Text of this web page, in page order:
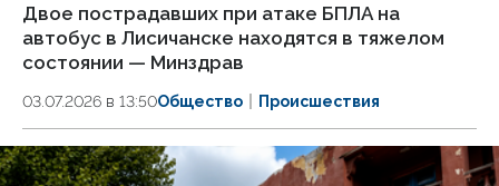
Двое пострадавших при атаке БПЛА на
автобус в Лисичанске находятся в тяжелом
состоянии — Минздрав
03.07.2026 в 13:50Общество Происшествия